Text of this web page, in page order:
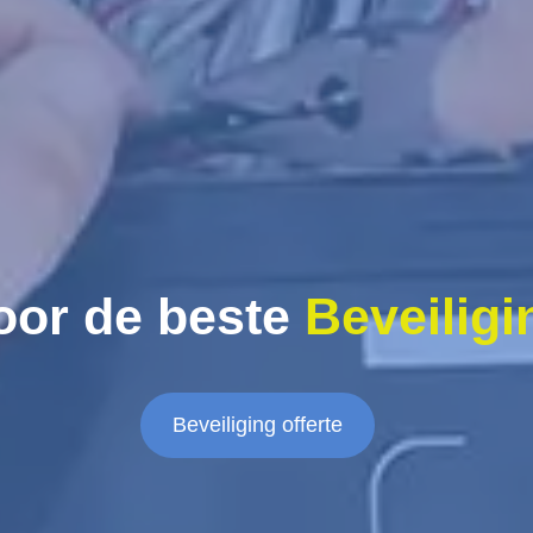
de beste
Beveiliging offerte